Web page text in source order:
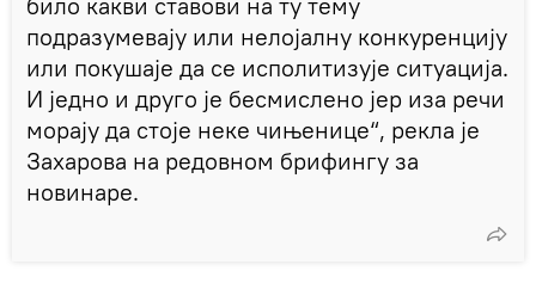
подразумевају или нелојалну конкуренцију
или покушаје да се исполитизује ситуација.
И једно и друго је бесмислено јер иза речи
морају да стоје неке чињенице“, рекла је
Захарова на редовном брифингу за
новинаре.